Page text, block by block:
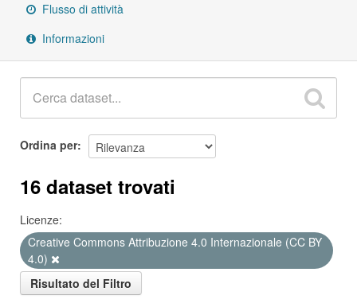
Flusso di attività
Informazioni
Ordina per
16 dataset trovati
Licenze:
Creative Commons Attribuzione 4.0 Internazionale (CC BY
4.0)
Risultato del Filtro